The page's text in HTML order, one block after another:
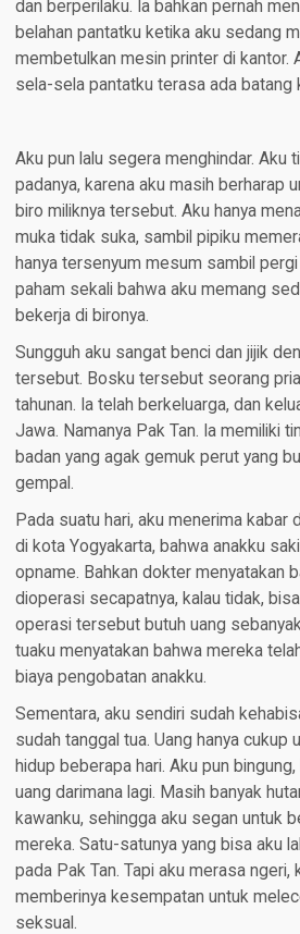
dan berperilaku. Ia bahkan pernah
belahan pantatku ketika aku sedang
membetulkan mesin printer di kantor.
sela-sela pantatku terasa ada batang
Aku pun lalu segera menghindar. Aku
padanya, karena aku masih berharap
biro miliknya tersebut. Aku hanya
muka tidak suka, sambil pipiku
hanya tersenyum mesum sambil
paham sekali bahwa aku memang
bekerja di bironya.
Sungguh aku sangat benci dan jijik
tersebut. Bosku tersebut seorang
tahunan. Ia telah berkeluarga, dan
Jawa. Namanya Pak Tan. Ia memiliki
badan yang agak gemuk perut yang
gempal.
Pada suatu hari, aku menerima kabar
di kota Yogyakarta, bahwa anakku
opname. Bahkan dokter menyatakan
dioperasi secapatnya, kalau tidak,
operasi tersebut butuh uang
tuaku menyatakan bahwa mereka
biaya pengobatan anakku.
Sementara, aku sendiri sudah
sudah tanggal tua. Uang hanya cukup
hidup beberapa hari. Aku pun
uang darimana lagi. Masih banyak
kawanku, sehingga aku segan untuk
mereka. Satu-satunya yang bisa aku
pada Pak Tan. Tapi aku merasa ngeri,
memberinya kesempatan untuk
seksual.